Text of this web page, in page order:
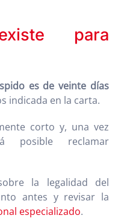
para
es de veinte días
indicada en la carta.
corto y, una vez
posible reclamar
la legalidad del
antes y revisar la
especializado.